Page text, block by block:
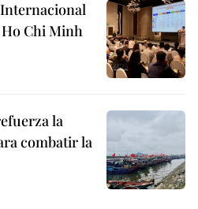
Chi Minh
la
combatir la